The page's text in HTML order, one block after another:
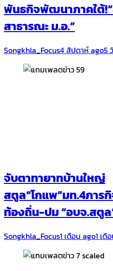
พันธกิจพัฒนาภาคใต้
สาธารณะ ม.อ.”
Songkhla_Focus4 สัปดาห์ ago5
จับตาทายาทบ้านใหญ่
สตูล“โกแพ”มท.4ภาร
ท้องถิ่น-ปม “อบจ.สตูล
Songkhla_Focus1 เดือน ago1 เดื